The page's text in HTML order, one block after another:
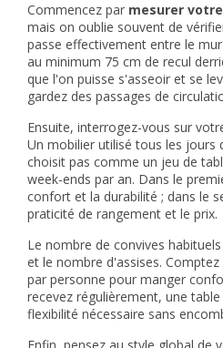
Commencez par mesurer
mais on oublie souvent de
passe effectivement entre le
au minimum 75 cm de recul
que l'on puisse s'asseoir et se
gardez des passages de
Ensuite, interrogez-vous sur
Un mobilier utilisé tous les jours
choisit pas comme un jeu de
week-ends par an. Dans le
confort et la durabilité ; dans le
praticité de rangement et le prix.
Le nombre de convives
et le nombre d'assises.
par personne pour manger
recevez régulièrement, une
flexibilité nécessaire sans